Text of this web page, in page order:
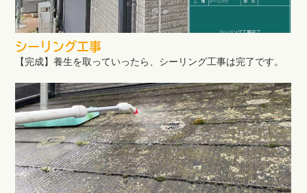
シーリング工事
【完成】養生を取っていったら、シーリング工事は完了です。